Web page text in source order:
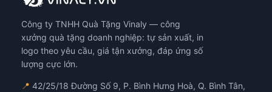
Công ty TNHH Quà Tặng Vinaly — công
xưởng quà tặng doanh nghiệp: tự sản xuất, in
logo theo yêu cầu, giá tận xưởng, đáp ứng số
lượng cực lớn.
📍 42/25/18 Đường Số 9, P. Bình Hưng Hoà, Q. Bình Tân,